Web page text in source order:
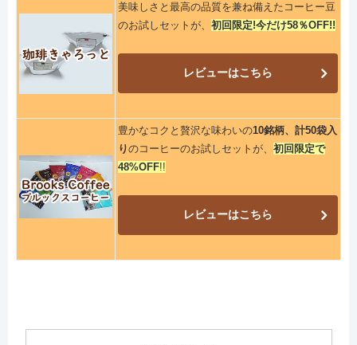
美味しさと最高の品質を兼ね備えたコーヒー豆
のお試しセットが、 初回限定!今だけ58％OFF!!
レビューはこちら
豊かなコクと贅沢な味わいの10銘柄、計50袋入
りのコーヒーのお試しセットが、 初回限定で
48%OFF!!
レビューはこちら